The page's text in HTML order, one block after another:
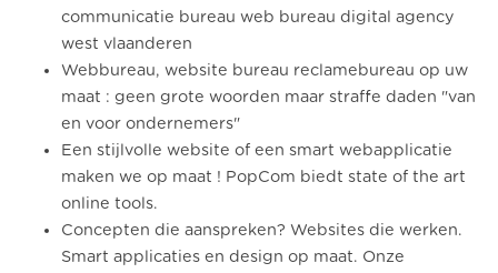
communicatie bureau web bureau digital agency
west vlaanderen
Webbureau, website bureau reclamebureau op uw
maat : geen grote woorden maar straffe daden "van
en voor ondernemers"
Een stijlvolle website of een smart webapplicatie
maken we op maat ! PopCom biedt state of the art
online tools.
Concepten die aanspreken? Websites die werken.
Smart applicaties en design op maat. Onze